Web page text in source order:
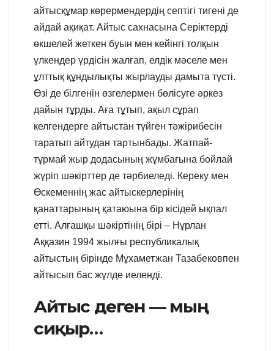
айтысқұмар көрермендердің септігі тигені де
айдай ақиқат. Айтыс сахнасына Серіктерді
өкшелей жеткен буын мен кейінгі толқын
үлкендер үрдісін жалғап, елдік мәселе мен
ұлттық құндылықты жырлауды дамыта түсті.
Өзі де білгенін өзгелермен бөлісуге әркез
дайын тұрды. Аға тұтып, ақыл сұрап
келгендерге айтыстан түйген тәжірибесін
таратып айтудан тартынбады. Жатпай-
тұрмай жыр додасының жұмбағына бойлай
жүріп шәкірттер де тәрбиеледі. Кереку мен
Өскеменнің жас айтыскерлерінің
қанаттарының қатаюына бір кісідей ықпал
етті. Алғашқы шәкіртінің бірі – Нұрлан
Аққазин 1994 жылғы республикалық
айтыстың бірінде Мұхаметжан Тазабековпен
айтысып бас жүлде иеленді.
Айтыс деген — мың
сиқыр…